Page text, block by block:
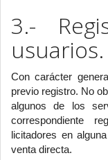
3.-
usuarios.
Con carácter
previo registro. No
algunos de los
correspondiente
licitadores en
venta directa.